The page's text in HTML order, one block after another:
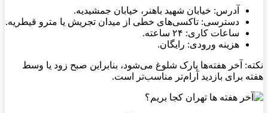
آدرس: خیابان شهید باهنر، خیابان جمشیدیه.
دسترسی: تاکسی‌های خطی از میدان تجریش یا مترو قیطریه.
ساعات کاری: ۲۴ ساعته.
هزینه ورودی: رایگان.
نکته: آخر هفته‌ها پارک شلوغ می‌شود، بنابراین صبح زود یا وسط
هفته برای بازدید آرام‌تر مناسب‌تر است.